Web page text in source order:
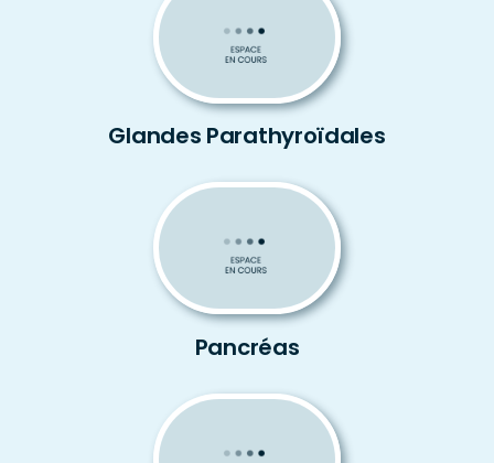
Glandes Parathyroïdales
Pancréas